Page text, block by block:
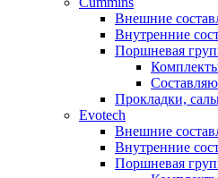
Внешние
Внутренние
Поршневая
Прокладки,
Evotech
Внешние
Внутренние
Поршневая